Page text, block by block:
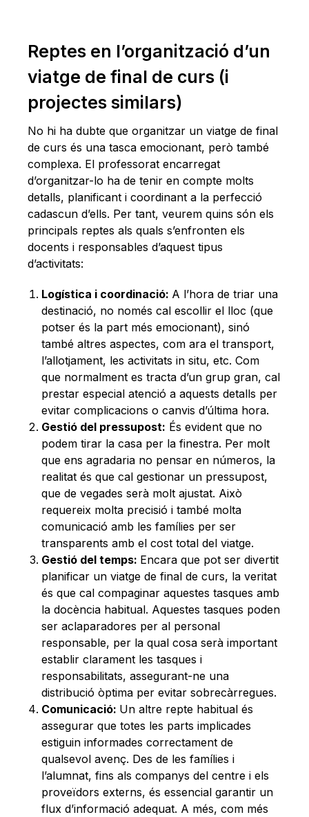
Reptes en l’organització d’un
viatge de final de curs (i
projectes similars)
No hi ha dubte que organitzar un viatge de final
de curs és una tasca emocionant, però també
complexa. El professorat encarregat
d’organitzar-lo ha de tenir en compte molts
detalls, planificant i coordinant a la perfecció
cadascun d’ells. Per tant, veurem quins són els
principals reptes als quals s’enfronten els
docents i responsables d’aquest tipus
d’activitats:
Logística i coordinació: A l’hora de triar una
destinació, no només cal escollir el lloc (que
potser és la part més emocionant), sinó
també altres aspectes, com ara el transport,
l’allotjament, les activitats in situ, etc. Com
que normalment es tracta d’un grup gran, cal
prestar especial atenció a aquests detalls per
evitar complicacions o canvis d’última hora.
Gestió del pressupost: És evident que no
podem tirar la casa per la finestra. Per molt
que ens agradaria no pensar en números, la
realitat és que cal gestionar un pressupost,
que de vegades serà molt ajustat. Això
requereix molta precisió i també molta
comunicació amb les famílies per ser
transparents amb el cost total del viatge.
Gestió del temps: Encara que pot ser divertit
planificar un viatge de final de curs, la veritat
és que cal compaginar aquestes tasques amb
la docència habitual. Aquestes tasques poden
ser aclaparadores per al personal
responsable, per la qual cosa serà important
establir clarament les tasques i
responsabilitats, assegurant-ne una
distribució òptima per evitar sobrecàrregues.
Comunicació: Un altre repte habitual és
assegurar que totes les parts implicades
estiguin informades correctament de
qualsevol avenç. Des de les famílies i
l’alumnat, fins als companys del centre i els
proveïdors externs, és essencial garantir un
flux d’informació adequat. A més, com més